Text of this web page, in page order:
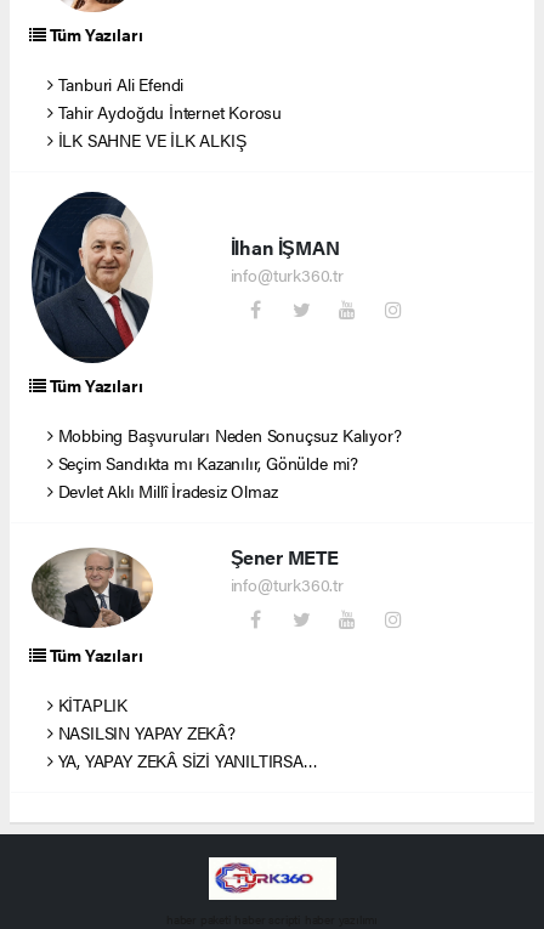
Tüm Yazıları
Tanburi Ali Efendi
Tahir Aydoğdu İnternet Korosu
İLK SAHNE VE İLK ALKIŞ
İlhan İŞMAN
info@turk360.tr
Tüm Yazıları
Mobbing Başvuruları Neden Sonuçsuz Kalıyor?
Seçim Sandıkta mı Kazanılır, Gönülde mi?
Devlet Aklı Millî İradesiz Olmaz
Şener METE
info@turk360.tr
Tüm Yazıları
KİTAPLIK
NASILSIN YAPAY ZEKÂ?
YA, YAPAY ZEKÂ SİZİ YANILTIRSA…